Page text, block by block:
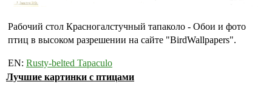
Рабочий стол Красногалстучный тапаколо - Обои и фото
птиц в высоком разрешении на сайте "BirdWallpapers".
EN: Rusty-belted Tapaculo
Лучшие картинки с птицами